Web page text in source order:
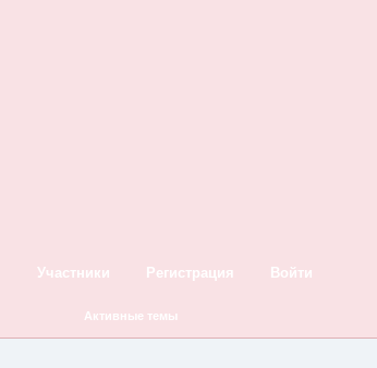
Участники Регистрация Войти
Активные темы